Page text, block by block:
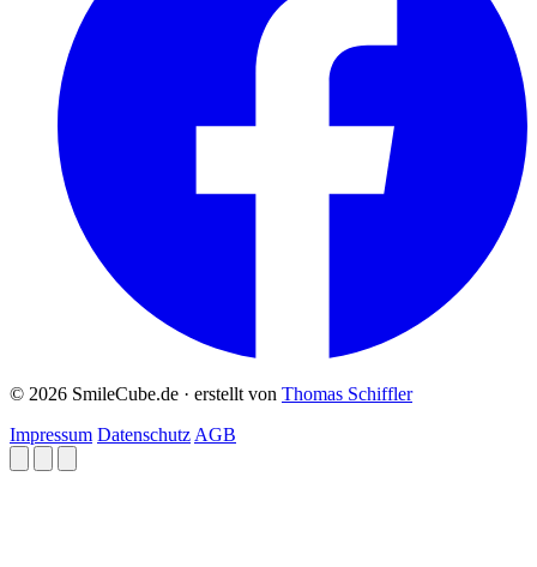
© 2026 SmileCube.de · erstellt von Thomas Schiffler
Impressum Datenschutz AGB